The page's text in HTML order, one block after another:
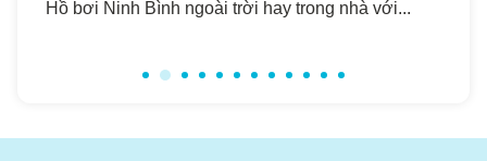
Hồ bơi Ninh Bình ngoài trời hay trong nhà với...